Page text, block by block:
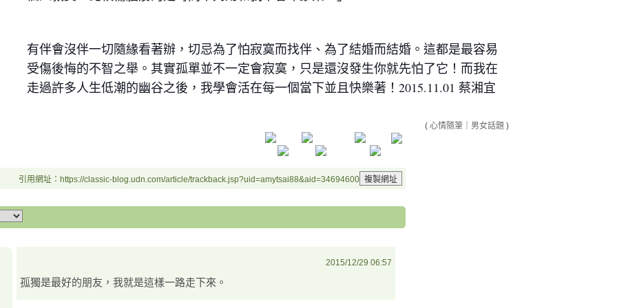
有伴會沒伴一切隨緣看著辦，切忌為了怕寂寞而找伴、為了結婚而結婚。這都是最容易
受傷後悔的不智之舉。其實孤單並不一定會寂寞，只是還沒發生你就先怕了它！而我在
走過許多人生低潮的幽谷之後，我學會活在每一個當下並且快樂著！2015.11.01 蔡湘宜
( 心情隨筆 男女話題 )
引用網址：https://classic-blog.udn.com/article/trackback.jsp?uid=amytsai88&aid=34694600
2015/12/29 06:57
孤獨是最好的朋友，我就是這樣一路走下來。